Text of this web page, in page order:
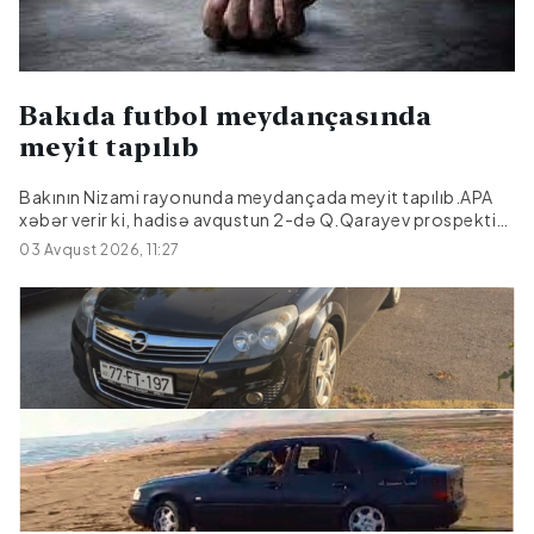
Bakıda futbol meydançasında
meyit tapılıb
Bakının Nizami rayonunda meydançada meyit tapılıb.APA
xəbər verir ki, hadisə avqustun 2-də Q.Qarayev prospekti
81-də yerləşən futbol meydançasında qeydə alınıb.Meyiti
tapılan şəxsin Bakı şəhər sakini 1950-ci il təvəllüdlü Bəkir
Əhmədov olduğu bildirilir.Meyit üzərində zorakılıq
əlamətləri görünməyib.Araşdırma aparılır.
03 Avqust 2026, 11:27